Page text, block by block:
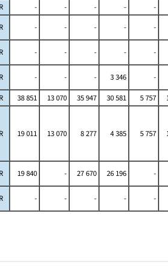
- - - - -
- - - - -
- - - - -
- - - 3 346 -
38 851 13 070 35 947 30 581 5 757
19 011 13 070 8 277 4 385 5 757
19 840 - 27 670 26 196 -
- - - - -